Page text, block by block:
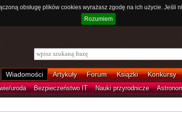
obsługę plików cookies wyrażasz zgodę na ich użycie.
Rozumiem
Wiadomości Artykuły Forum Książki Konkursy
uroda Bezpieczeństwo IT Nauki przyrodnicze